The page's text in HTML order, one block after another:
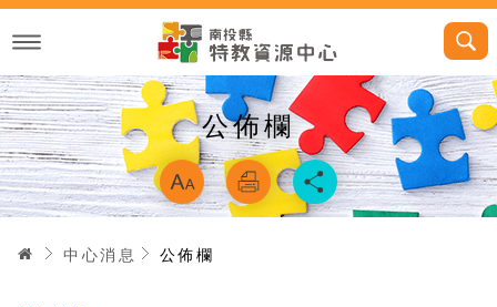
跳
主
內
容
公佈欄 略過字型切換
首頁中心消息 公佈欄